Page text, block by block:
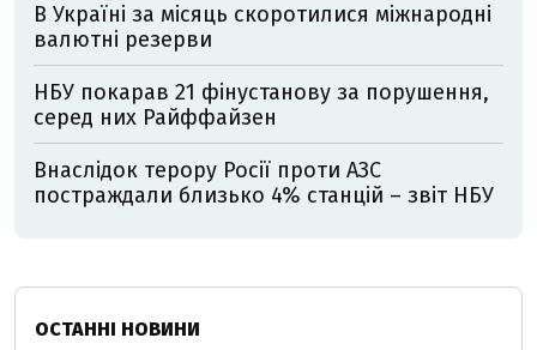
В Україні за місяць скоротилися міжнародні
валютні резерви
НБУ покарав 21 фінустанову за порушення,
серед них Райффайзен
Внаслідок терору Росії проти АЗС
постраждали близько 4% станцій – звіт НБУ
ОСТАННІ НОВИНИ